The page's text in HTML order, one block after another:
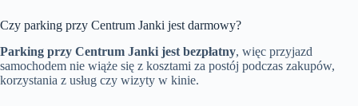
Czy parking przy Centrum Janki jest darmowy?
Parking przy Centrum Janki jest bezpłatny, więc przyjazd
samochodem nie wiąże się z kosztami za postój podczas zakupów,
korzystania z usług czy wizyty w kinie.